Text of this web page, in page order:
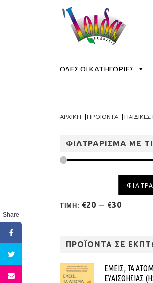
ΟΛΕΣ ΟΙ ΚΑΤΗΓΟΡΙΕΣ
ΑΡΧΙΚΗ |ΠΡΟΪΟΝΤΑ |
ΦΙΛΤΡΑΡΙΣΜΑ ΜΕ
ΤΙΜΗ: €20 — €30
ΠΡΟΪΟΝΤΑ ΣΕ
ΕΜΕΙΣ, ΤΑ
ΕΥΑΙΣΘΗΣΙΑΣ
Share